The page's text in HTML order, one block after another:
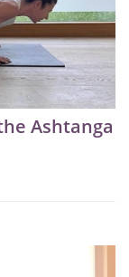
Ashtanga